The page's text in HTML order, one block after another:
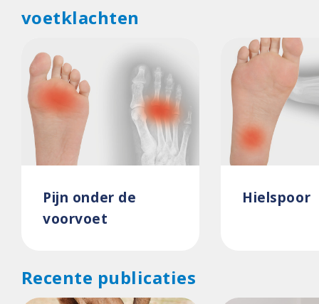
voetklachten
Pijn onder de
voorvoet
Hielspoor
Recente publicaties